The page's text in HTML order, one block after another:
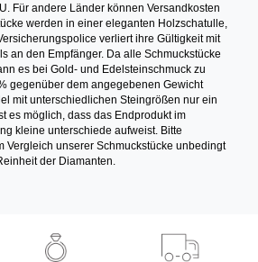
Für andere Länder können Versandkosten
werden in einer eleganten Holzschatulle,
verliert ihre Gültigkeit mit
an den Empfänger. Da alle Schmuckstücke
es bei Gold- und Edelsteinschmuck zu
gegenüber dem angegebenen Gewicht
mit unterschiedlichen Steingrößen nur ein
es möglich, dass das Endprodukt im
kleine unterschiede aufweist. Bitte
Vergleich unserer Schmuckstücke unbedingt
der Diamanten.